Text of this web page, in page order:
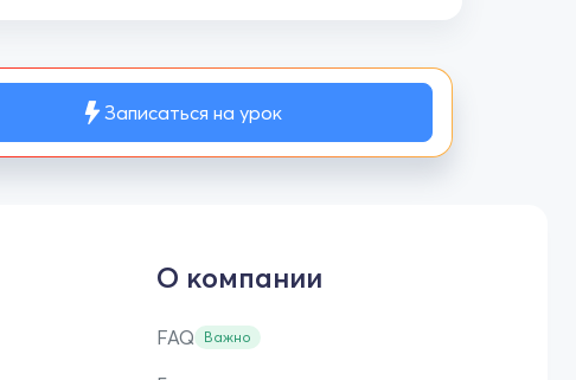
Записаться на урок
О компании
FAQ Важно